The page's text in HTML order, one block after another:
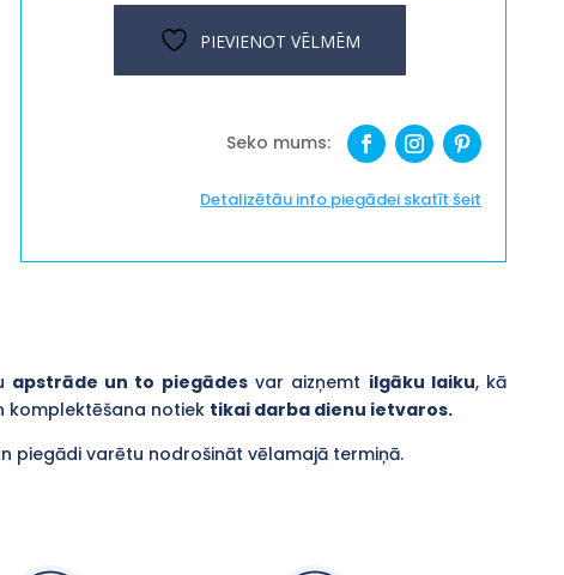
PIEVIENOT VĒLMĒM
Detalizētāu info piegādei skatīt šeit
apstrāde un to piegādesvar aizņemt ilgāku laiku, kā
komplektēšana notiek tikai darba dienu ietvaros.
piegādi varētu nodrošināt vēlamajā termiņā.